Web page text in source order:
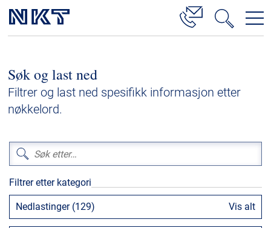
Høyspenningskabelløsninger
Kabelservice
Lavspenning
Høyspenningskabeltilbehør
Mellomspenningskabeltilbehør
Referanser
Søk og last ned
Filtrer og last ned spesifikk informasjon etter
nøkkelord.
Filtrer etter kategori
Nedlastinger (129) Vis alt